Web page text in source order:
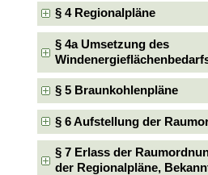
§ 4 Regionalpläne
§ 4a Umsetzung des
§ 5 Braunkohlenpläne
§ 6 Aufstellung der
§ 7 Erlass der
der Regionalpläne,